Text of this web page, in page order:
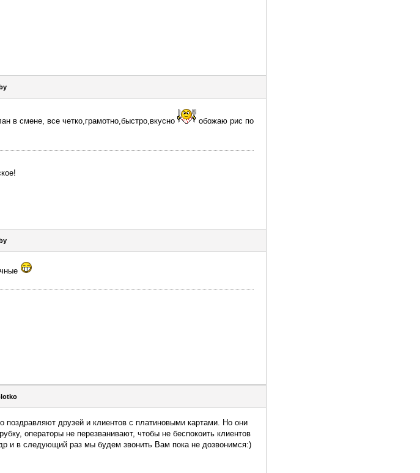
в смене, все четко,грамотно,быстро,вкусно
обожаю рис по
друзей и клиентов с платиновыми картами. Но они
операторы не перезванивают, чтобы не беспокоить клиентов
и в следующий раз мы будем звонить Вам пока не дозвонимся:)